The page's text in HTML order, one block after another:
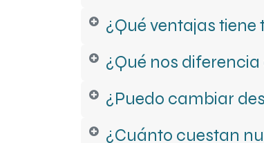
¿Qué ventajas
¿Qué nos
¿Puedo cambiar
¿Cuánto cuestan